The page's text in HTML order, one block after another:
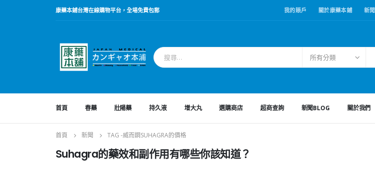
康藥本鋪台灣在線購物平台，全場免費包郵 我的賬戶 關於康藥本鋪 新聞
所有分類
首頁 春藥 壯陽藥 持久液 增大丸 選購商店 超商查詢 新聞BLOG 關於我們
首頁 新聞 TAG -威而鋼SUHAGRA的價格
Suhagra的藥效和副作用有哪些你該知道？